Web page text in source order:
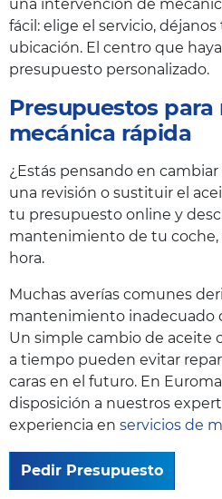
una intervención de
fácil: elige el servicio,
ubicación. El centro que
presupuesto personalizado.
Presupuestos
mecánica rápida
¿Estás pensando en
una revisión o sustituir el
tu presupuesto online y
mantenimiento de tu coche,
hora.
Muchas averías comunes
mantenimiento inadecuado
Un simple cambio de aceite
a tiempo pueden evitar
caras en el futuro. En
disposición a nuestros
experiencia en servicios de
Pedir Presupuesto